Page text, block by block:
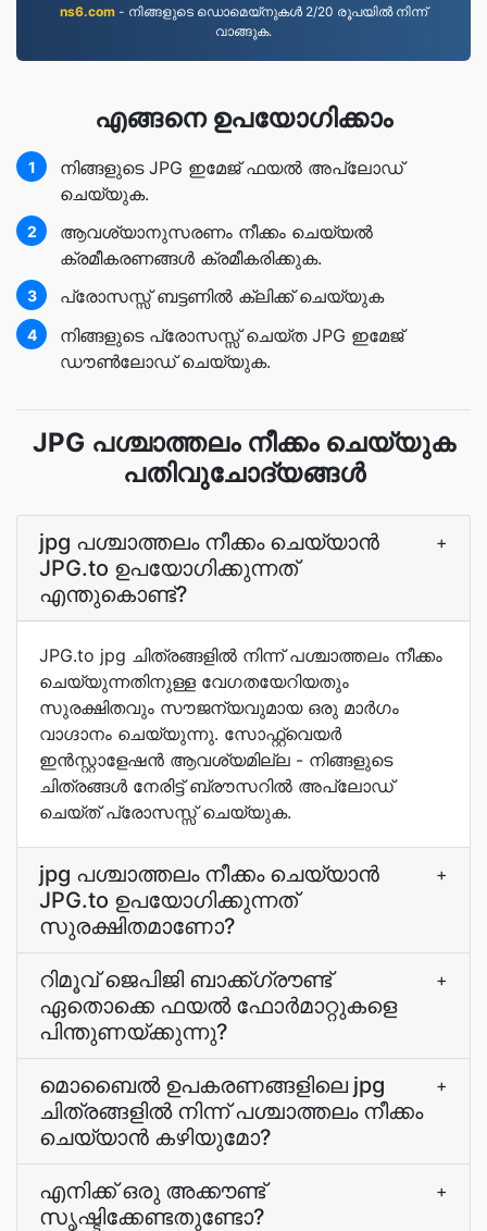
ns6.com - നിങ്ങളുടെ ഡൊമെയ്നുകൾ 2/20 രൂപയിൽ നിന്ന്
വാങ്ങുക.
എങ്ങനെ ഉപയോഗിക്കാം
1
നിങ്ങളുടെ JPG ഇമേജ് ഫയൽ അപ്‌ലോഡ്
ചെയ്യുക.
2
ആവശ്യാനുസരണം നീക്കം ചെയ്യൽ
ക്രമീകരണങ്ങൾ ക്രമീകരിക്കുക.
3 പ്രോസസ്സ് ബട്ടണിൽ ക്ലിക്ക് ചെയ്യുക
4
നിങ്ങളുടെ പ്രോസസ്സ് ചെയ്ത JPG ഇമേജ്
ഡൗൺലോഡ് ചെയ്യുക.
JPG പശ്ചാത്തലം നീക്കം ചെയ്യുക
പതിവുചോദ്യങ്ങൾ
jpg പശ്ചാത്തലം നീക്കം ചെയ്യാൻ
JPG.to ഉപയോഗിക്കുന്നത്
എന്തുകൊണ്ട്?
+
JPG.to jpg ചിത്രങ്ങളിൽ നിന്ന് പശ്ചാത്തലം നീക്കം
ചെയ്യുന്നതിനുള്ള വേഗതയേറിയതും
സുരക്ഷിതവും സൗജന്യവുമായ ഒരു മാർഗം
വാഗ്ദാനം ചെയ്യുന്നു. സോഫ്റ്റ്‌വെയർ
ഇൻസ്റ്റാളേഷൻ ആവശ്യമില്ല - നിങ്ങളുടെ
ചിത്രങ്ങൾ നേരിട്ട് ബ്രൗസറിൽ അപ്‌ലോഡ്
ചെയ്ത് പ്രോസസ്സ് ചെയ്യുക.
jpg പശ്ചാത്തലം നീക്കം ചെയ്യാൻ
JPG.to ഉപയോഗിക്കുന്നത്
സുരക്ഷിതമാണോ?
+
റിമൂവ് ജെപിജി ബാക്ക്ഗ്രൗണ്ട്
ഏതൊക്കെ ഫയൽ ഫോർമാറ്റുകളെ
പിന്തുണയ്ക്കുന്നു?
+
മൊബൈൽ ഉപകരണങ്ങളിലെ jpg
ചിത്രങ്ങളിൽ നിന്ന് പശ്ചാത്തലം നീക്കം
ചെയ്യാൻ കഴിയുമോ?
+
എനിക്ക് ഒരു അക്കൗണ്ട്
സൃഷ്ടിക്കേണ്ടതുണ്ടോ?
+